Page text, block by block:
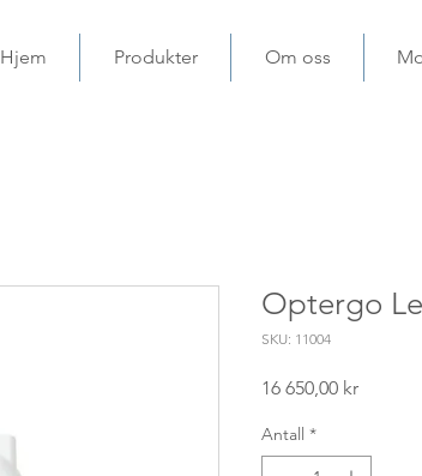
Hjem Produkter Om oss
Optergo
SKU: 11004
16 650,00 krPris
Antall *